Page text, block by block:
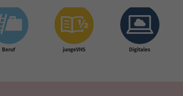
Beruf jungeVHS Digitales